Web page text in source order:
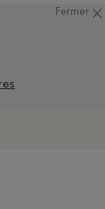
Fermer
produit :